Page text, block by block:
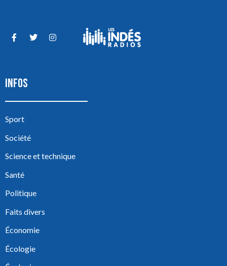
INFOS
Sport
Société
Science et technique
Santé
Politique
Faits divers
Économie
Écologie